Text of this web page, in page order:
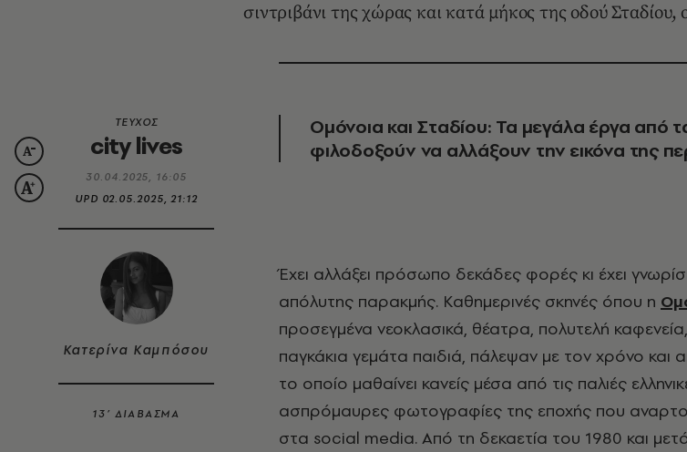
σιντριβάνι της χώρας και κατά μήκος της οδού
ΤΕΥΧΟΣ
city lives
30.04.2025, 16:05
UPD 02.05.2025, 21:12
Κατερίνα Καμπόσου
13’ ΔΙΑΒΑΣΜΑ
Ομόνοια και Σταδίου: Τα μεγάλα έργα από
φιλοδοξούν να αλλάξουν την εικόνα της
Έχει αλλάξει πρόσωπο δεκάδες φορές κι έχει
απόλυτης παρακμής. Καθημερινές σκηνές όπου η
προσεγμένα νεοκλασικά, θέατρα, πολυτελή
παγκάκια γεμάτα παιδιά, πάλεψαν με τον χρόνο και
το οποίο μαθαίνει κανείς μέσα από τις παλιές
ασπρόμαυρες φωτογραφίες της εποχής που
στα social media. Από τη δεκαετία του 1980 και